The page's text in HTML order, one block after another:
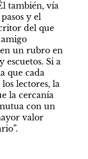
también, vía
y el
del que
amigo
un rubro en
escuetos. Si a
que cada
lectores, la
la cercanía
con un
valor